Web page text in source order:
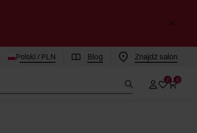
Polski / PLN Blog Znajdż salon
0 0